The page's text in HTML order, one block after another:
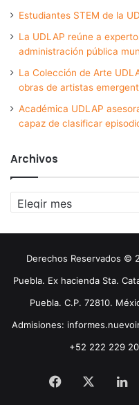
Estudiantes STEM de la
La UDLAP reúne a
administración pública
La Colección de Arte
obras de artistas
Académica UDLAP
capaz de clasificar
Archivos
Archivos
Derechos Reservados ©
Puebla. Ex hacienda Sta.
Puebla. C.P. 72810.
Admisiones:
+52 222 229
Facebook